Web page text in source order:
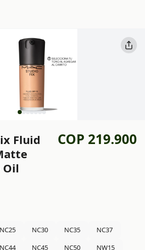
Fluid
Oil
COP 219.900
NC25 NC30 NC35
NC37
NC44 NC45 NC50
NW15